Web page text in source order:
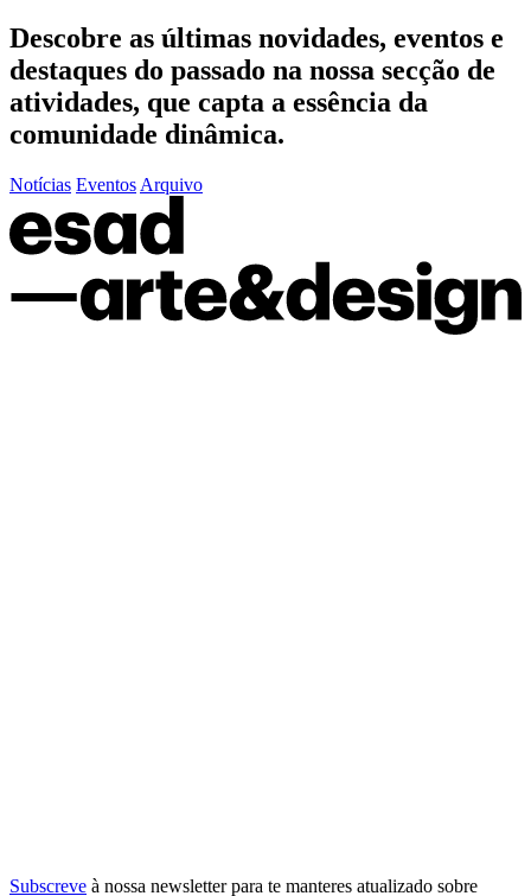
Descobre as últimas novidades, eventos e
destaques do passado na nossa secção de
atividades, que capta a essência da
comunidade dinâmica.
Notícias Eventos Arquivo
Subscreve à nossa newsletterpara te manteres atualizado sobre